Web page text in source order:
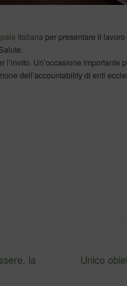
Italiana per presentare il
l’invito. Un’occasione
dell’accountability di enti
la
Unico obiettivo: generare